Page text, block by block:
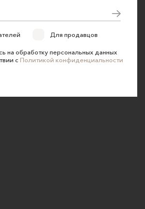
Для продавцов
на обработку персональных данных
с Политикой конфиденциальности